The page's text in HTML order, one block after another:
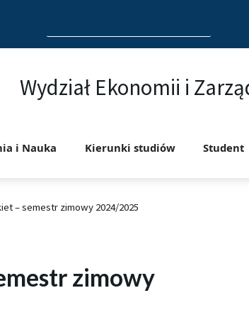
for:
Wydział Ekonomii i
i Nauka Kierunki studiów Student
– semestr zimowy 2024/2025​
zimowy